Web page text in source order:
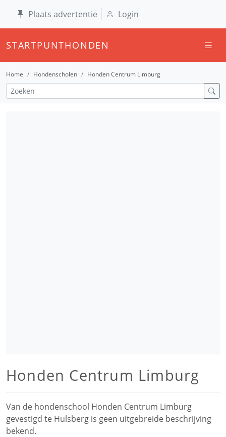
Plaats advertentie Login
STARTPUNTHONDEN
Home Hondenscholen Honden Centrum Limburg
Honden Centrum Limburg
Van de hondenschool Honden Centrum Limburg
gevestigd te Hulsberg is geen uitgebreide beschrijving
bekend.